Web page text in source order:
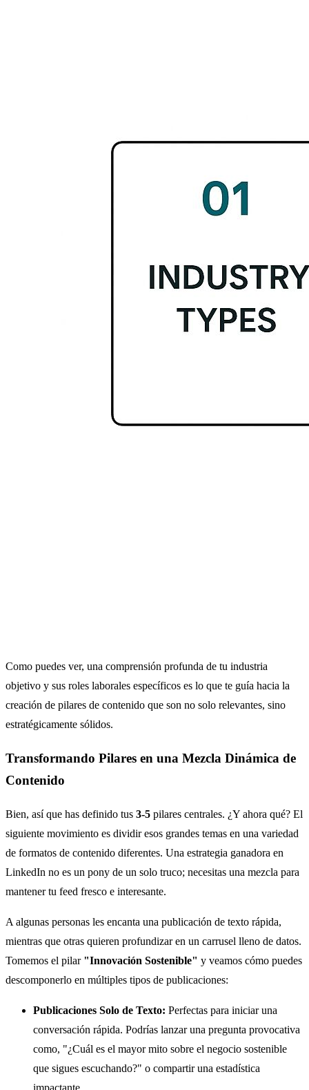
Como puedes ver, una comprensión profunda de tu industria
objetivo y sus roles laborales específicos es lo que te guía hacia la
creación de pilares de contenido que son no solo relevantes, sino
estratégicamente sólidos.
Transformando Pilares en una Mezcla Dinámica de
Contenido
Bien, así que has definido tus 3-5 pilares centrales. ¿Y ahora qué? El
siguiente movimiento es dividir esos grandes temas en una variedad
de formatos de contenido diferentes. Una estrategia ganadora en
LinkedIn no es un pony de un solo truco; necesitas una mezcla para
mantener tu feed fresco e interesante.
A algunas personas les encanta una publicación de texto rápida,
mientras que otras quieren profundizar en un carrusel lleno de datos.
Tomemos el pilar "Innovación Sostenible" y veamos cómo puedes
descomponerlo en múltiples tipos de publicaciones:
Publicaciones Solo de Texto: Perfectas para iniciar una
conversación rápida. Podrías lanzar una pregunta provocativa
como, "¿Cuál es el mayor mito sobre el negocio sostenible
que sigues escuchando?" o compartir una estadística
impactante.